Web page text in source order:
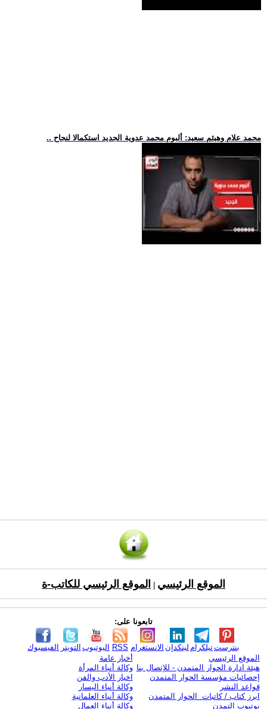
.. محمد علام وهيثم سعيد: ألبوم محمد عدوية الجديد استكمالا لنجاح
الموقع الرئيسي الموقع الرئيسي للكاتب-ة
تابعونا على:
الفيسبوك التويتر اليوتيوب RSS الانستغرام لينكدإن تيلكرامبنترست
الموقع الرئيسي
هيئة ادارة الحوار المتمدن - للإتصال بنا
إحصائيات مؤسسة الحوار المتمدن
قواعد النشر
ابرز كتاب / كاتبات الحوار المتمدن
يوتيوب التمدن
أخبار عامة
وكالة أنباء المرأة
اخبار الأدب والفن
وكالة أنباء اليسار
وكالة أنباء العلمانية
وكالة أنباء العمال